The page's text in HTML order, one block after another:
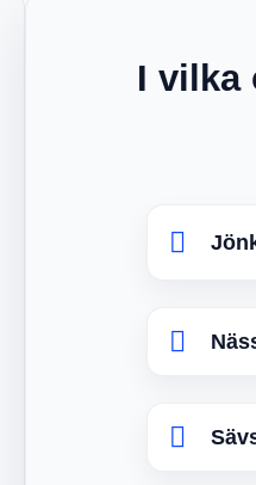
I vilka